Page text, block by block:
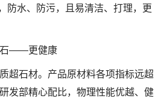
防水、防污，且易清洁、打理，更
石——更健康
超石材。产品原材料各项指标远超
发部精心配比，物理性能优越、健